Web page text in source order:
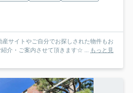
サイトやご自分でお探しされた物件もお
介・ご案内させて頂きます☆ ... もっと見